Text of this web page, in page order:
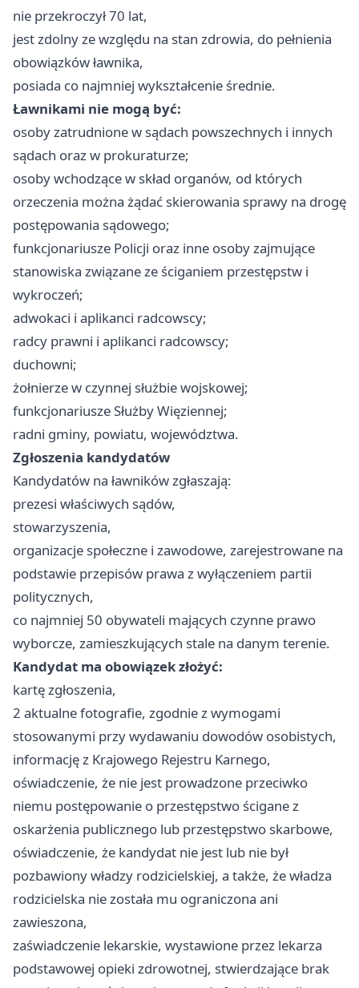
nie przekroczył 70 lat,
jest zdolny ze względu na stan zdrowia, do pełnienia
obowiązków ławnika,
posiada co najmniej wykształcenie średnie.
Ławnikami nie mogą być:
osoby zatrudnione w sądach powszechnych i innych
sądach oraz w prokuraturze;
osoby wchodzące w skład organów, od których
orzeczenia można żądać skierowania sprawy na drogę
postępowania sądowego;
funkcjonariusze Policji oraz inne osoby zajmujące
stanowiska związane ze ściganiem przestępstw i
wykroczeń;
adwokaci i aplikanci radcowscy;
radcy prawni i aplikanci radcowscy;
duchowni;
żołnierze w czynnej służbie wojskowej;
funkcjonariusze Służby Więziennej;
radni gminy, powiatu, województwa.
Zgłoszenia kandydatów
Kandydatów na ławników zgłaszają:
prezesi właściwych sądów,
stowarzyszenia,
organizacje społeczne i zawodowe, zarejestrowane na
podstawie przepisów prawa z wyłączeniem partii
politycznych,
co najmniej 50 obywateli mających czynne prawo
wyborcze, zamieszkujących stale na danym terenie.
Kandydat ma obowiązek złożyć:
kartę zgłoszenia,
2 aktualne fotografie, zgodnie z wymogami
stosowanymi przy wydawaniu dowodów osobistych,
informację z Krajowego Rejestru Karnego,
oświadczenie, że nie jest prowadzone przeciwko
niemu postępowanie o przestępstwo ścigane z
oskarżenia publicznego lub przestępstwo skarbowe,
oświadczenie, że kandydat nie jest lub nie był
pozbawiony władzy rodzicielskiej, a także, że władza
rodzicielska nie została mu ograniczona ani
zawieszona,
zaświadczenie lekarskie, wystawione przez lekarza
podstawowej opieki zdrowotnej, stwierdzające brak